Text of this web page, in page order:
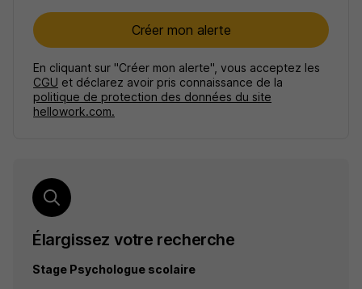
Créer mon alerte
En cliquant sur "Créer mon alerte", vous acceptez les
CGU et déclarez avoir pris connaissance de la
politique de protection des données du site
hellowork.com.
Élargissez votre recherche
Stage Psychologue scolaire